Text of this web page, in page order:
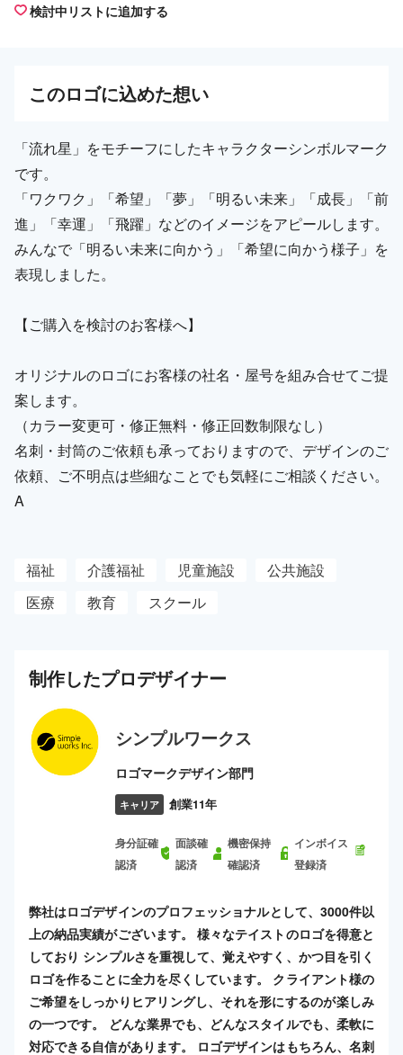
検討中リストに追加する
このロゴに込めた想い
「流れ星」をモチーフにしたキャラクターシンボルマーク
です。
「ワクワク」「希望」「夢」「明るい未来」「成長」「前
進」「幸運」「飛躍」などのイメージをアピールします。
みんなで「明るい未来に向かう」「希望に向かう様子」を
表現しました。
【ご購入を検討のお客様へ】
オリジナルのロゴにお客様の社名・屋号を組み合せてご提
案します。
（カラー変更可・修正無料・修正回数制限なし）
名刺・封筒のご依頼も承っておりますので、デザインのご
依頼、ご不明点は些細なことでも気軽にご相談ください。
A
福祉 介護福祉 児童施設
公共施設
医療
教育 スクール
制作したプロデザイナー
シンプルワークス
ロゴマークデザイン部門
キャリア 創業11年
身分証確
認済
面談確
認済
機密保持
確認済
インボイス
登録済
弊社はロゴデザインのプロフェッショナルとして、3000件以
上の納品実績がございます。 様々なテイストのロゴを得意と
しており シンプルさを重視して、覚えやすく、かつ目を引く
ロゴを作ることに全力を尽くしています。 クライアント様の
ご希望をしっかりヒアリングし、それを形にするのが楽しみ
の一つです。 どんな業界でも、どんなスタイルでも、柔軟に
対応できる自信があります。 ロゴデザインはもちろん、名刺